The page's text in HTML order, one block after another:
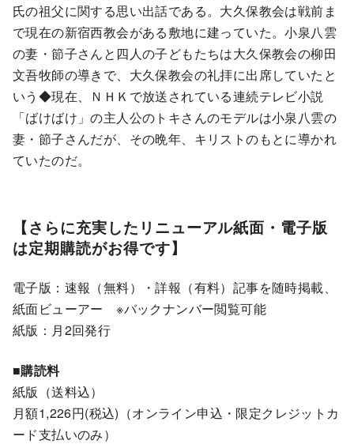
氏の祖父に関する思い出話である。大久保教会は戦前ま
で現在の新宿西教会がある敷地に建っていた。小泉八雲
の妻・節子さんと四人の子どもたちは大久保教会の柳田
文吾牧師の導きで、大久保教会の礼拝に出席していたと
いう◆現在、ＮＨＫで放送されている連続テレビ小説
「ばけばけ」の主人公のトキさんのモデルは小泉八雲の
妻・節子さんだが、その晩年、キリストのもとに導かれ
ていたのだ。
【さらに充実したリニューアル紙面・電子版
は定期購読がお得です】
電子版：速報（無料）・詳報（有料）記事を随時掲載、
紙面ビューアー ※バックナンバー閲覧可能
紙版：月2回発行
■購読料
紙版（送料込）
月額1,226円(税込)（オンライン申込・限定クレジットカ
ード支払いのみ）